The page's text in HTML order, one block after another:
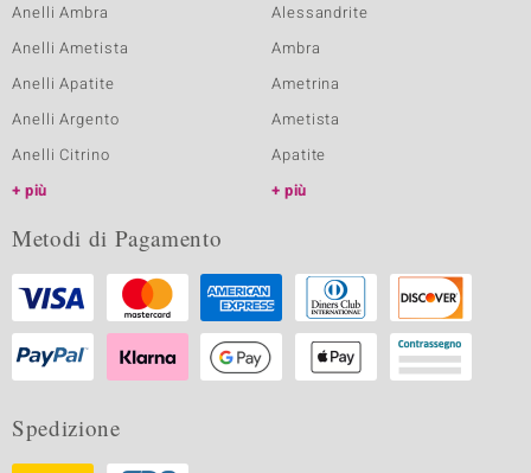
Anelli Ambra
Anelli Ametista
Anelli Apatite
Anelli Argento
Anelli Citrino
più
Alessandrite
Ambra
Ametrina
Ametista
Apatite
più
Metodi di Pagamento
Spedizione